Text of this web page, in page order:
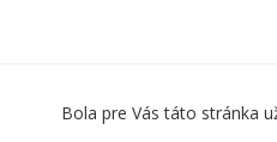
Bola pre Vás táto stránka